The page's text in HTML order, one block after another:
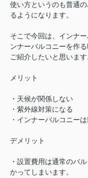
使い方というのも普通
るようになります。
そこで今回は、インナ
ンナーバルコニーを作
ご紹介したいと思います
メリット
・天候が関係しない
・紫外線対策になる
・インナーバルコニー
デメリット
・設置費用は通常のバ
かってしまいます。